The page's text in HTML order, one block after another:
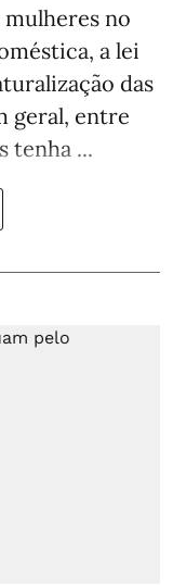
no
a lei
das
geral, entre
tenha ...